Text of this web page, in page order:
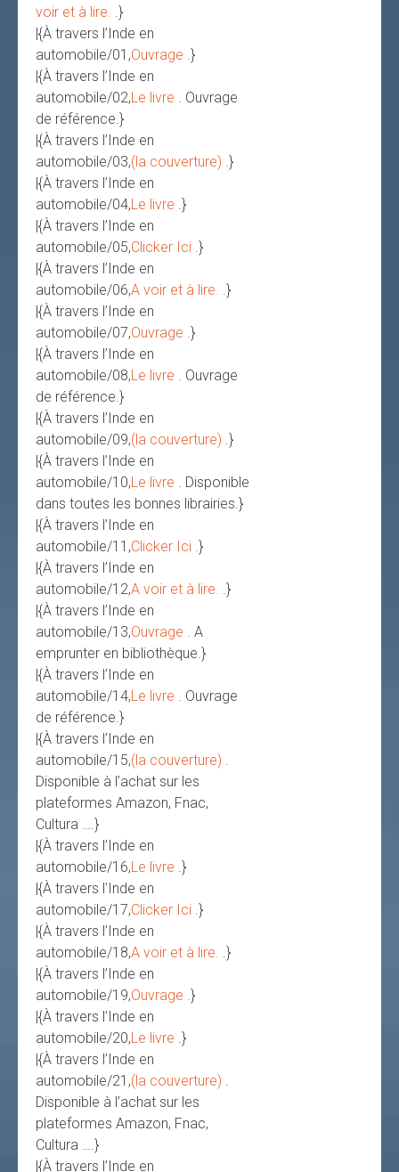
voir et à lire. .}
|{À travers l’Inde en
automobile/01,Ouvrage .}
|{À travers l’Inde en
automobile/02,Le livre . Ouvrage
de référence.}
|{À travers l’Inde en
automobile/03,(la couverture) .}
|{À travers l’Inde en
automobile/04,Le livre .}
|{À travers l’Inde en
automobile/05,Clicker Ici .}
|{À travers l’Inde en
automobile/06,A voir et à lire. .}
|{À travers l’Inde en
automobile/07,Ouvrage .}
|{À travers l’Inde en
automobile/08,Le livre . Ouvrage
de référence.}
|{À travers l’Inde en
automobile/09,(la couverture) .}
|{À travers l’Inde en
automobile/10,Le livre . Disponible
dans toutes les bonnes librairies.}
|{À travers l’Inde en
automobile/11,Clicker Ici .}
|{À travers l’Inde en
automobile/12,A voir et à lire. .}
|{À travers l’Inde en
automobile/13,Ouvrage . A
emprunter en bibliothèque.}
|{À travers l’Inde en
automobile/14,Le livre . Ouvrage
de référence.}
|{À travers l’Inde en
automobile/15,(la couverture) .
Disponible à l’achat sur les
plateformes Amazon, Fnac,
Cultura ….}
|{À travers l’Inde en
automobile/16,Le livre .}
|{À travers l’Inde en
automobile/17,Clicker Ici .}
|{À travers l’Inde en
automobile/18,A voir et à lire. .}
|{À travers l’Inde en
automobile/19,Ouvrage .}
|{À travers l’Inde en
automobile/20,Le livre .}
|{À travers l’Inde en
automobile/21,(la couverture) .
Disponible à l’achat sur les
plateformes Amazon, Fnac,
Cultura ….}
|{À travers l’Inde en